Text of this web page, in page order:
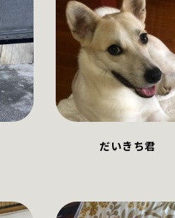
だいきち君